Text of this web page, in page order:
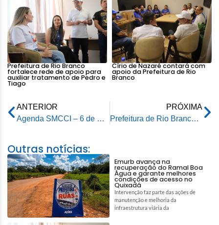
Prefeitura de Rio Branco
fortalece rede de apoio para
auxiliar tratamento de Pedro e
Tiago
Círio de Nazaré contará com
apoio da Prefeitura de Rio
Branco
ANTERIOR
Agenda SMCCI – 6 de maio de 2025
PRÓXIMA
Prefeitura de Rio Branco informa os canais de comunicação para solicitar reparos na rede de iluminação pública
Outras notícias:
Emurb avança na
recuperação do Ramal Boa
Água e garante melhores
condições de acesso no
Quixadá
Intervenção faz parte das ações de
manutenção e melhoria da
infraestrutura viária da